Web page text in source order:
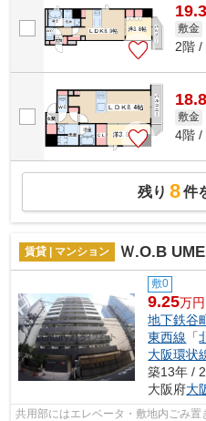
敷金
2階 /
敷金
4階 /
残り 8件
賃貸 | マンション Ｗ.O.B
敷0
9.25万円
地下鉄谷
東西線 「
大阪環状
築13年 /
大阪府大
共用部にはエレベータ・敷地内ごみ